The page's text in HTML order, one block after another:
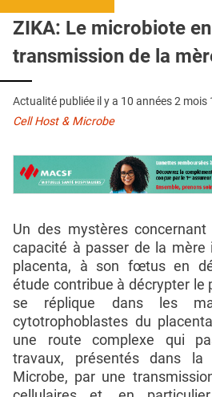
CONTACT
ZIKA: Le microbiote
transmission de la
Actualité publiée il y a 10 années 2 mois
Cell Host & Microbe
Un des mystères
capacité à passer de la mère
placenta, à son fœtus en
étude contribue à décrypter le
se réplique dans les
cytotrophoblastes du
une route complexe qui
travaux, présentés dans
Microbe, par une